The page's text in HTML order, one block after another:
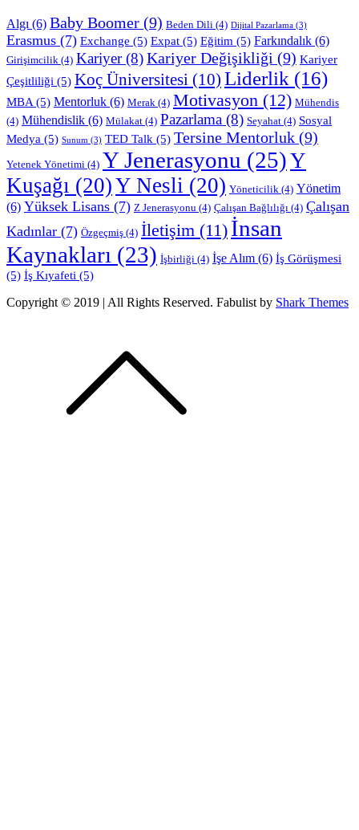
Algı (6) Baby Boomer (9) Beden Dili (4) Dijital Pazarlama (3)
Erasmus (7) Exchange (5) Expat (5) Eğitim (5) Farkındalık (6)
Girişimcilik (4) Kariyer(8)Kariyer Değişikliği (9) Kariyer
Çeşitliliği (5) Koç Üniversitesi (10) Liderlik (16)
MBA (5) Mentorluk (6) Merak (4) Motivasyon (12) Mühendis
(4) Mühendislik (6) Mülakat (4) Pazarlama (8) Seyahat (4) Sosyal
Medya (5) Sunum (3) TED Talk (5) Tersine Mentorluk (9)
Yetenek Yönetimi (4) Y Jenerasyonu (25)Y
Kuşağı (20)Y Nesli (20) Yöneticilik (4) Yönetim
(6) Yüksek Lisans (7) Z Jenerasyonu (4) Çalışan Bağlılığı (4) Çalışan
Kadınlar (7) Özgeçmiş (4) İletişim (11) İnsan
Kaynakları (23) İşbirliği (4) İşe Alım (6) İş Görüşmesi
(5) İş Kıyafeti (5)
Copyright © 2019 | All Rights Reserved. Fabulist by Shark Themes